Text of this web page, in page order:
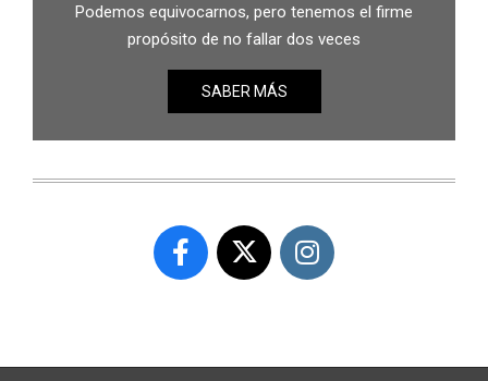
Podemos equivocarnos, pero tenemos el firme
propósito de no fallar dos veces
SABER MÁS